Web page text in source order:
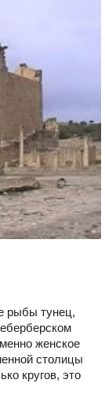
рыбы тунец,
женское
столицы
кругов, это